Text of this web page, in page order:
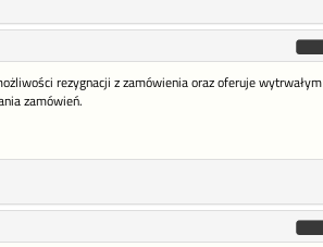
rezygnacji z zamówienia oraz oferuje wytrwałym
zamówień.